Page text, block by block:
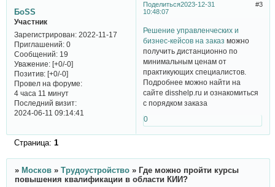
Поделиться 3
2023-12-31
10:48:07
БоSS
Участник
Зарегистрирован: 2022-11-17
Приглашений:0
Сообщений:19
Уважение: [+0/-0]
Позитив: [+0/-0]
Провел на форуме:
4 часа 11 минут
Последний визит:
2024-06-11 09:14:41
Решение управленческих и
бизнес-кейсов на заказ можно
получить дистанционно по
минимальным ценам от
практикующих специалистов.
Подробнее можно найти на
сайте disshelp.ru и ознакомиться
с порядком заказа
0
Страница: 1
» Москов » Трудоустройство » Где можно пройти курсы
повышения квалификации в области КИИ?